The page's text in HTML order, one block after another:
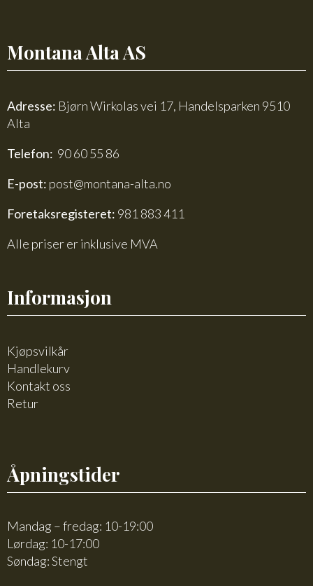
Montana Alta AS
Adresse: Bjørn Wirkolas vei 17, Handelsparken 9510
Alta
Telefon: 90 60 55 86
E-post: post@montana-alta.no
Foretaksregisteret: 981 883 411
Alle priser er inklusive MVA
Informasjon
Kjøpsvilkår
Handlekurv
Kontakt oss
Retur
Åpningstider
Mandag – fredag: 10-19:00
Lørdag: 10-17:00
Søndag: Stengt